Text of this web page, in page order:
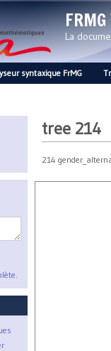
La
syntaxique FrMG
tree 214
214